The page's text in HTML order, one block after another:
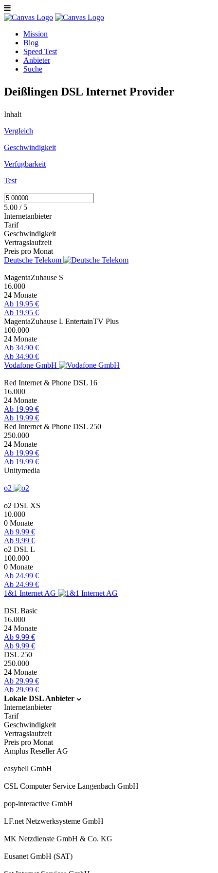
Mission
Blog
Speed Test
Anbieter
Suche
Deißlingen DSL Internet Provider
Inhalt
Vergleich
Geschwindigkeit
Verfugbarkeit
Test
5.00 / 5
Internetanbieter
Tarif
Geschwindigkeit
Vertragslaufzeit
Preis pro Monat
Deutsche Telekom
MagentaZuhause S
16.000
24 Monate
Ab 19.95 €
Ab 19.95 €
MagentaZuhause L EntertainTV Plus
100.000
24 Monate
Ab 34.90 €
Ab 34.90 €
Vodafone GmbH
Red Internet & Phone DSL 16
16.000
24 Monate
Ab 19.99 €
Ab 19.99 €
Red Internet & Phone DSL 250
250.000
24 Monate
Ab 19.99 €
Ab 19.99 €
Unitymedia
o2
o2 DSL XS
10.000
0 Monate
Ab 9.99 €
Ab 9.99 €
o2 DSL L
100.000
0 Monate
Ab 24.99 €
Ab 24.99 €
1&1 Internet AG
DSL Basic
16.000
24 Monate
Ab 9.99 €
Ab 9.99 €
DSL 250
250.000
24 Monate
Ab 29.99 €
Ab 29.99 €
Lokale DSL Anbieter
Internetanbieter
Tarif
Geschwindigkeit
Vertragslaufzeit
Preis pro Monat
Amplus Reseller AG
easybell GmbH
CSL Computer Service Langenbach GmbH
pop-interactive GmbH
LF.net Netzwerksysteme GmbH
MK Netzdienste GmbH & Co. KG
Eusanet GmbH (SAT)